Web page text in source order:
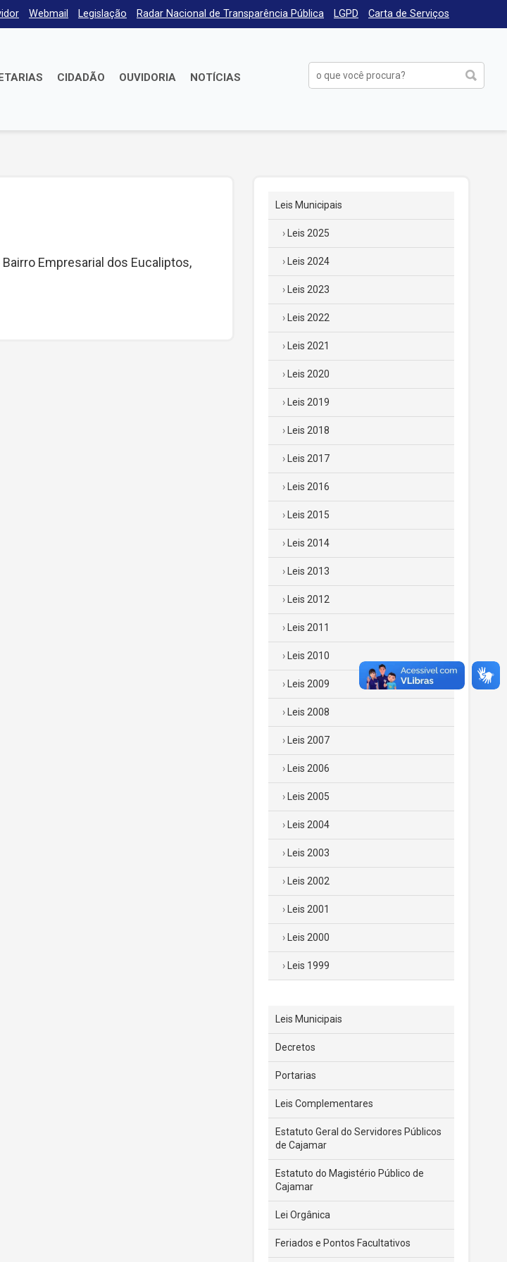
Webmail Legislação Radar Nacional de Transparência Pública LGPD Carta de Serviços
CIDADÃO OUVIDORIA NOTÍCIAS
Empresarial dos Eucaliptos,
Leis Municipais
Leis 2025
Leis 2024
Leis 2023
Leis 2022
Leis 2021
Leis 2020
Leis 2019
Leis 2018
Leis 2017
Leis 2016
Leis 2015
Leis 2014
Leis 2013
Leis 2012
Leis 2011
Leis 2010
Leis 2009
Leis 2008
Leis 2007
Leis 2006
Leis 2005
Leis 2004
Leis 2003
Leis 2002
Leis 2001
Leis 2000
Leis 1999
Leis Municipais
Decretos
Portarias
Leis Complementares
Estatuto Geral do Servidores Públicos
de Cajamar
Estatuto do Magistério Público de
Cajamar
Lei Orgânica
Feriados e Pontos Facultativos